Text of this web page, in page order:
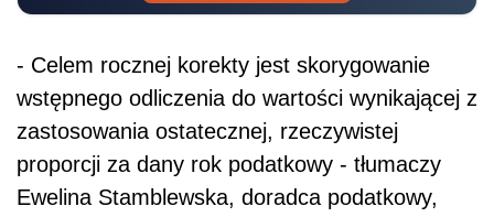
- Celem rocznej korekty jest skorygowanie
wstępnego odliczenia do wartości wynikającej z
zastosowania ostatecznej, rzeczywistej
proporcji za dany rok podatkowy - tłumaczy
Ewelina Stamblewska, doradca podatkowy,